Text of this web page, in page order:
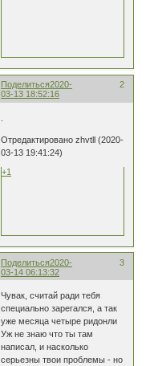
Поделиться 2
2020-
03-13 18:52:16
Отредактировано zhvtll (2020-
03-13 19:41:24)
+1
Поделиться 3
2020-
03-14 06:13:32
Чувак, считай ради тебя
специально зарегался, а так
уже месяца четыре ридонли
Уж не знаю что ты там
написал, и насколько
серьезны твои проблемы - но